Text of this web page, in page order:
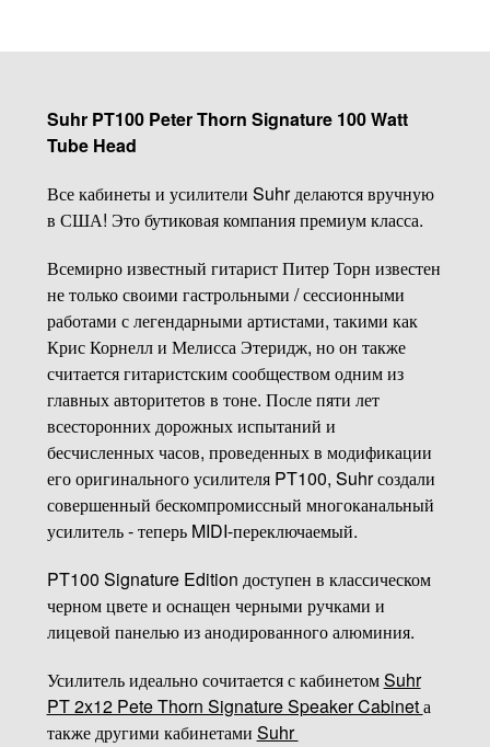
Suhr PT100 Peter Thorn Signature 100 Watt
Tube Head
Все кабинеты и усилители Suhr делаются вручную
в США! Это бутиковая компания премиум класса.
Всемирно известный гитарист Питер Торн известен
не только своими гастрольными / сессионными
работами с легендарными артистами, такими как
Крис Корнелл и Мелисса Этеридж, но он также
считается гитаристским сообществом одним из
главных авторитетов в тоне. После пяти лет
всесторонних дорожных испытаний и
бесчисленных часов, проведенных в модификации
его оригинального усилителя PT100, Suhr создали
совершенный бескомпромиссный многоканальный
усилитель - теперь MIDI-переключаемый.
PT100 Signature Edition доступен в классическом
черном цвете и оснащен черными ручками и
лицевой панелью из анодированного алюминия.
Усилитель идеально сочитается с кабинетомSuhr
PT 2x12 Pete Thorn Signature Speaker Cabinetа
также другими кабинетами Suhr